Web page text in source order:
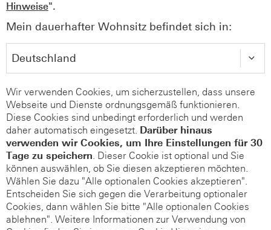
Hinweise".
Mein dauerhafter Wohnsitz befindet sich in:
Wir verwenden Cookies, um sicherzustellen, dass unsere
Webseite und Dienste ordnungsgemäß funktionieren.
Diese Cookies sind unbedingt erforderlich und werden
daher automatisch eingesetzt. Darüber hinaus
verwenden wir Cookies, um Ihre Einstellungen für 30
Tage zu speichern. Dieser Cookie ist optional und Sie
können auswählen, ob Sie diesen akzeptieren möchten.
Wählen Sie dazu "Alle optionalen Cookies akzeptieren".
Entscheiden Sie sich gegen die Verarbeitung optionaler
Cookies, dann wählen Sie bitte "Alle optionalen Cookies
ablehnen". Weitere Informationen zur Verwendung von